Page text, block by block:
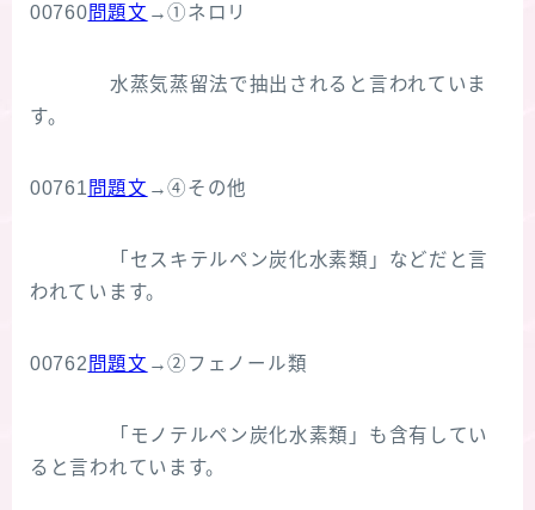
00760問題文 →①ネロリ
水蒸気蒸留法で抽出されると言われていま
す。
00761 問題文 →④その他
「セスキテルペン炭化水素類」などだと言
われています。
00762 問題文 →②フェノール類
「モノテルペン炭化水素類」も含有してい
ると言われています。